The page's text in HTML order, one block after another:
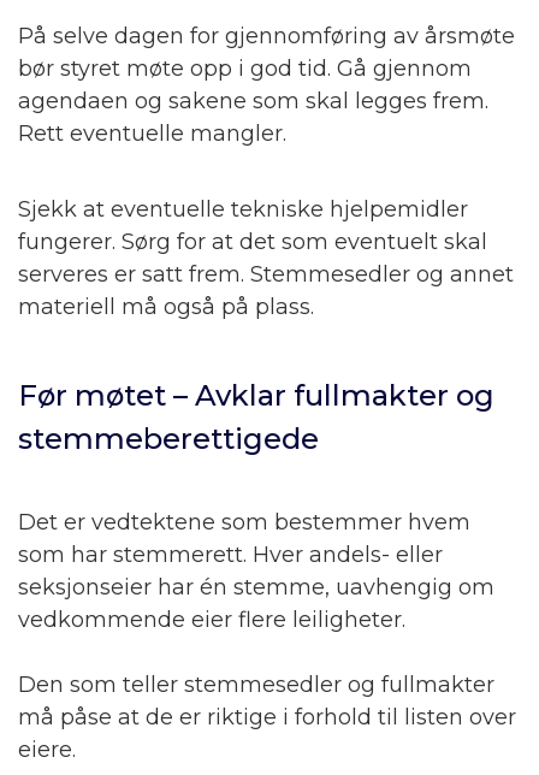
På selve dagen for gjennomføring av årsmøte
bør styret møte opp i god tid. Gå gjennom
agendaen og sakene som skal legges frem.
Rett eventuelle mangler.
Sjekk at eventuelle tekniske hjelpemidler
fungerer. Sørg for at det som eventuelt skal
serveres er satt frem. Stemmesedler og annet
materiell må også på plass.
Før møtet – Avklar fullmakter og
stemmeberettigede
Det er vedtektene som bestemmer hvem
som har stemmerett. Hver andels- eller
seksjonseier har én stemme, uavhengig om
vedkommende eier flere leiligheter.
Den som teller stemmesedler og fullmakter
må påse at de er riktige i forhold til listen over
eiere.